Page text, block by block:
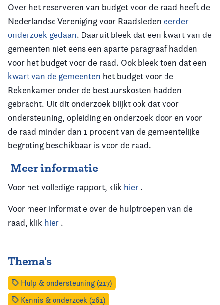
Over het reserveren van budget voor de raad heeft de
Nederlandse Vereniging voor Raadsleden eerder
onderzoek gedaan. Daaruit bleek dat een kwart van de
gemeenten niet eens een aparte paragraaf hadden
voor het budget voor de raad. Ook bleek toen dat een
kwart van de gemeenten het budget voor de
Rekenkamer onder de bestuurskosten hadden
gebracht. Uit dit onderzoek blijkt ook dat voor
ondersteuning, opleiding en onderzoek door en voor
de raad minder dan 1 procent van de gemeentelijke
begroting beschikbaar is voor de raad.
Meer informatie
Voor het volledige rapport, klik hier .
Voor meer informatie over de hulptroepen van de
raad, klik hier .
Thema's
Hulp & ondersteuning (217)
Kennis & onderzoek (261)